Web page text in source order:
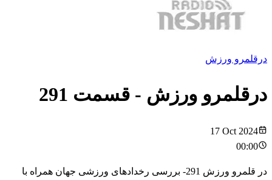
درقلمرو ورزش
درقلمرو ورزش - قسمت 291
17 Oct 2024
00:00
در قلمرو ورزش 291- بررسی رخدادهای ورزشی جهان همراه با